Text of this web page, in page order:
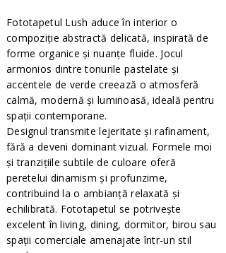
Fototapetul Lush aduce în interior o
compoziție abstractă delicată, inspirată de
forme organice și nuanțe fluide. Jocul
armonios dintre tonurile pastelate și
accentele de verde creează o atmosferă
calmă, modernă și luminoasă, ideală pentru
spații contemporane.
Designul transmite lejeritate și rafinament,
fără a deveni dominant vizual. Formele moi
și tranzițiile subtile de culoare oferă
peretelui dinamism și profunzime,
contribuind la o ambianță relaxată și
echilibrată. Fototapetul se potrivește
excelent în living, dining, dormitor, birou sau
spații comerciale amenajate într-un stil